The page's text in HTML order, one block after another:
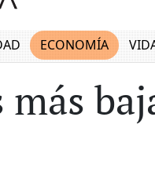
ECONOMÍA